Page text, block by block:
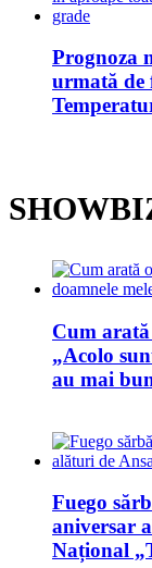
Prognoza
urmată de
Cum
„Acolo
au mai
Fuego
aniversar
Național